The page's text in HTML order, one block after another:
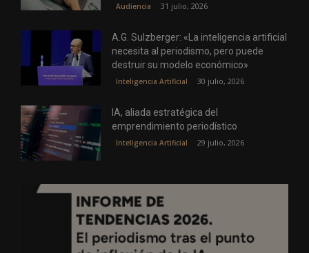
Audiencia 31 julio, 2026
A.G. Sulzberger: «La inteligencia artificial
necesita al periodismo, pero puede
destruir su modelo económico»
Inteligencia Artificial 30 julio, 2026
IA, aliada estratégica del
emprendimiento periodístico
Inteligencia Artificial 29 julio, 2026